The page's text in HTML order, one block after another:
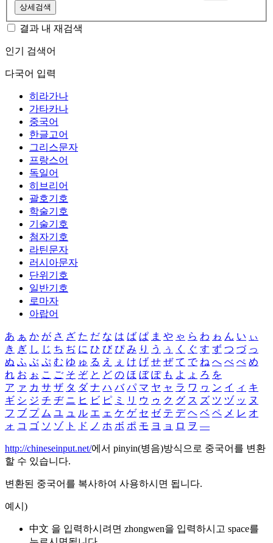
상세검색
결과 내 재검색
인기 검색어
다국어 입력
히라가나
가타카나
중국어
한글고어
그리스문자
프랑스어
독일어
히브리어
괄호기호
학술기호
기술기호
첨자기호
라틴문자
러시아문자
단위기호
일반기호
로마자
아랍어
あ ぁ か が さ ざ た だ な は ば ぱ ま や ゃ ら わ ゎ ん い ぃ
き ぎ し じ ち ぢ に ひ び ぴ み り う ぅ く ぐ す ず つ づ っ
ぬ ふ ぶ ぷ む ゆ ゅ る え ぇ け げ せ ぜ て で ね へ べ ぺ め
れ お ぉ こ ご そ ぞ と ど の ほ ぼ ぽ も よ ょ ろ を
ア ァ カ サ ザ タ ダ ナ ハ バ パ マ ヤ ャ ラ ワ ヮ ン イ ィ キ
ギ シ ジ チ ヂ ニ ヒ ビ ピ ミ リ ウ ゥ ク グ ス ズ ツ ヅ ッ ヌ
フ ブ プ ム ユ ュ ル エ ェ ケ ゲ セ ゼ テ デ ヘ ベ ペ メ レ オ
ォ コ ゴ ソ ゾ ト ド ノ ホ ボ ポ モ ヨ ョ ロ ヲ ―
http://chineseinput.net/에서 pinyin(병음)방식으로 중국어를 변환
할 수 있습니다.
변환된 중국어를 복사하여 사용하시면 됩니다.
예시)
中文 을 입력하시려면 zhongwen을 입력하시고 space를